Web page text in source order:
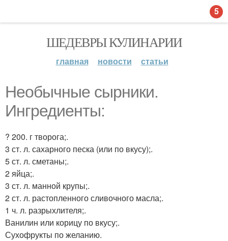
ШЕДЕВРЫ КУЛИНАРИИ
главная новости статьи
Необычные сырники.
Ингредиенты:
? 200. г творога;.
3 ст. л. сахарного песка (или по вкусу);.
5 ст. л. сметаны;.
2 яйца;.
3 ст. л. манной крупы;.
2 ст. л. растопленного сливочного масла;.
1 ч. л. разрыхлителя;.
Ванилин или корицу по вкусу;.
Сухофрукты по желанию.
5